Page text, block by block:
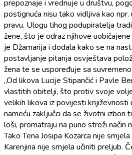
prepoznaje i vrednuje u društvu,
postignuća nisu tako vidljiva kao npr.
pravu. Ulogu tihog podupiratelja
žene, što je odraz njihove
je Džamarija i dodala kako se na
postavljanje pitanja osvještava
žena te se uspoređuje sa
„Od likova Lucije Stipančić i Pavle
vlastitih obitelji, što protiv svoje
velikih likova iz povijesti književnosti
nameću zaključci da se životni izbori
loši, promatraju na puno stroži način
Tako Tena Josipa Kozarca nije
Karenjina nije smjela učiniti preljub.